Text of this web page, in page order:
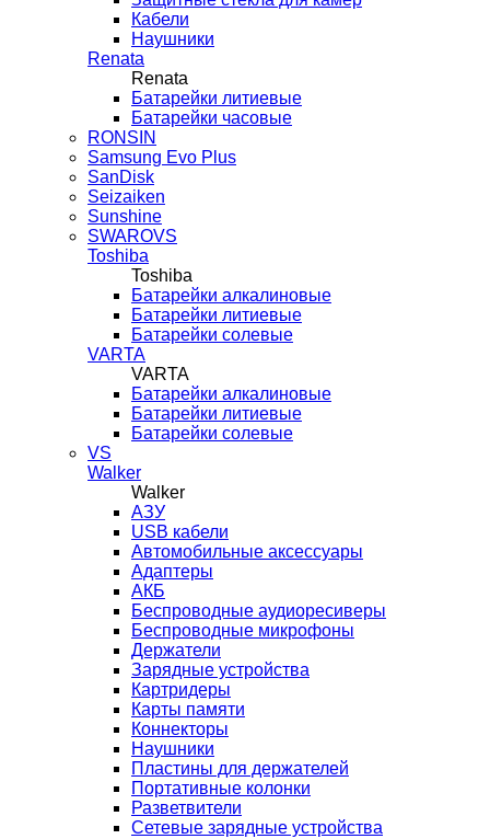
Кабели
Наушники
Renata
Renata
Батарейки литиевые
Батарейки часовые
RONSIN
Samsung Evo Plus
SanDisk
Seizaiken
Sunshine
SWAROVS
Toshiba
Toshiba
Батарейки алкалиновые
Батарейки литиевые
Батарейки солевые
VARTA
VARTA
Батарейки алкалиновые
Батарейки литиевые
Батарейки солевые
VS
Walker
Walker
AЗУ
USB кабели
Автомобильные аксессуары
Адаптеры
АКБ
Беспроводные аудиоресиверы
Беспроводные микрофоны
Держатели
Зарядные устройства
Картридеры
Карты памяти
Коннекторы
Наушники
Пластины для держателей
Портативные колонки
Разветвители
Сетевые зарядные устройства